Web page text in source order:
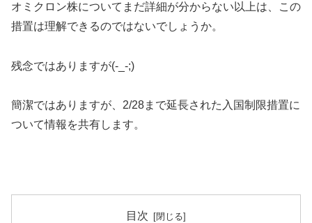
オミクロン株についてまだ詳細が分からない以上は、この
措置は理解できるのではないでしょうか。
残念ではありますが(-_-;)
簡潔ではありますが、2/28まで延長された入国制限措置に
ついて情報を共有します。
目次